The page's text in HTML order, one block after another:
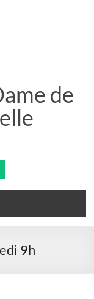
de
9h